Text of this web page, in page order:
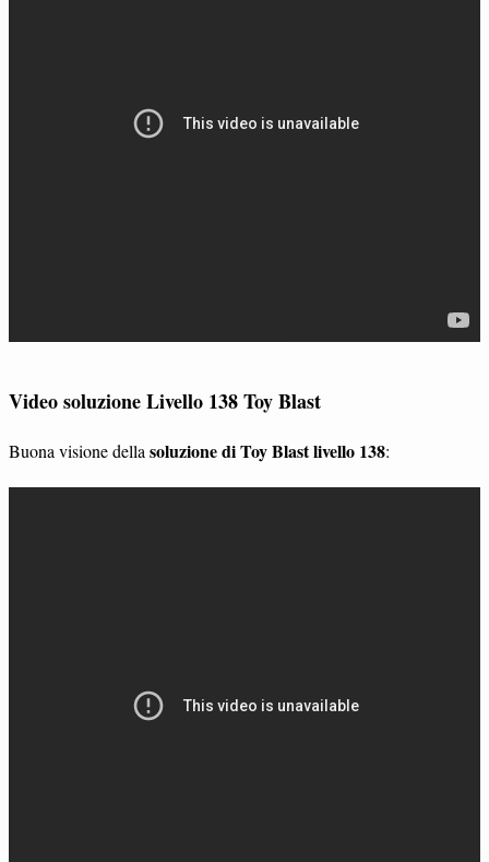
Video soluzione Livello 138 Toy Blast
Buona visione della soluzione di Toy Blast livello 138: